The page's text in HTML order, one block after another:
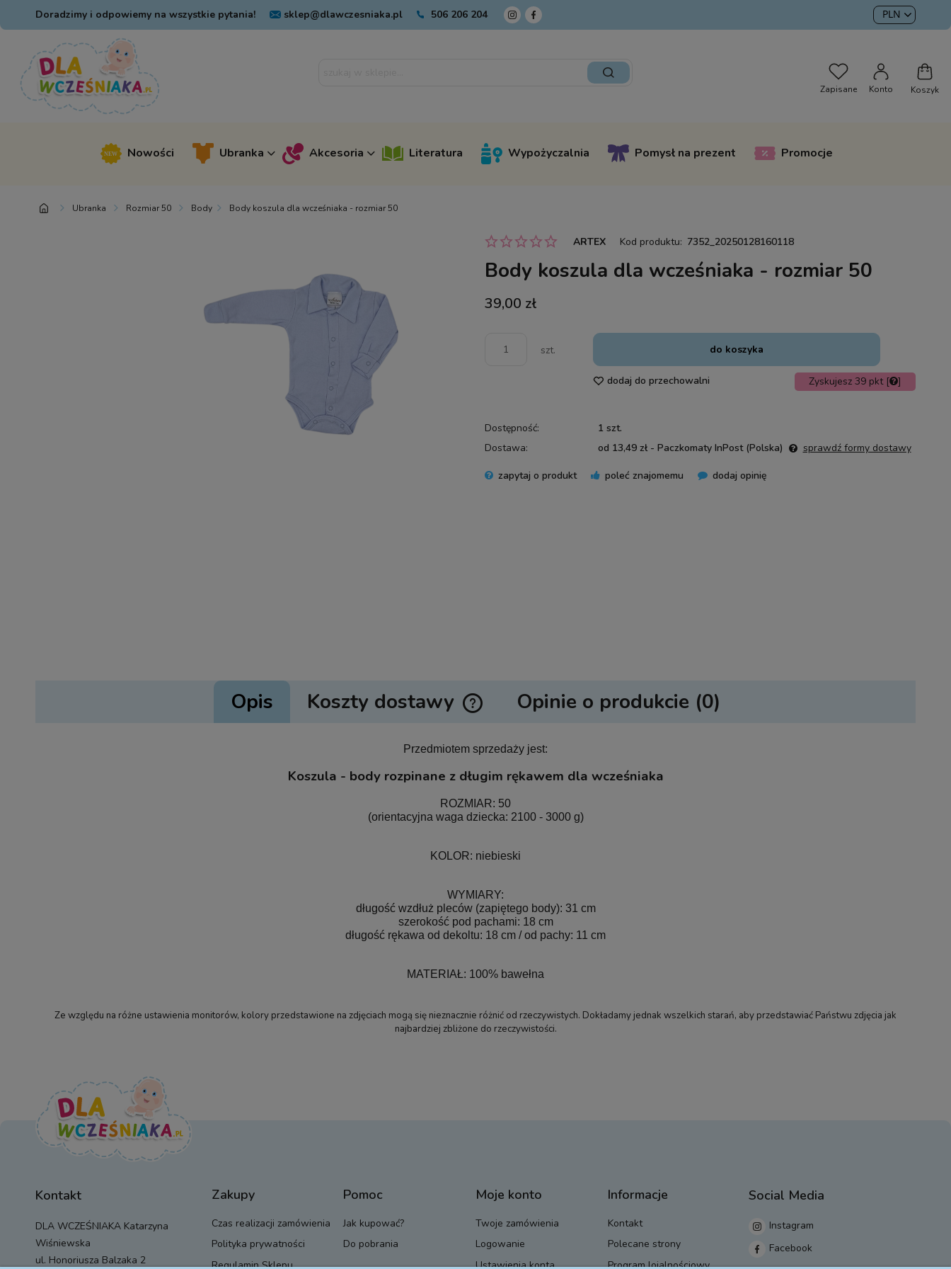
Doradzimy i odpowiemy na wszystkie pytania! sklep@dlawczesniaka.pl 506 206 204
Nowości Ubranka Akcesoria Literatura Wypożyczalnia Pomysł na prezent Promocje
Ubranka Rozmiar 50 Body Body koszula dla wcześniaka - rozmiar 50
ARTEX Kod produktu: 7352_20250128160118
Body koszula dla wcześniaka - rozmiar 50
39,00 zł
szt. do koszyka
Zyskujesz39 pkt [ ]
dodaj do przechowalni
Dostępność:
1 szt.
Dostawa:
od 13,49 zł - Paczkomaty InPost (Polska)
Cena nie zawiera ewentualnych kosztów
sprawdź formy dostawy
zapytaj o produkt poleć znajomemu dodaj opinię
Opis Koszty dostawy
płatności
Opinie o produkcie (0)
Przedmiotem sprzedaży jest:
Koszula - body rozpinane z długim rękawem dla wcześniaka
ROZMIAR: 50
(orientacyjna waga dziecka: 2100 - 3000 g)
KOLOR: niebieski
WYMIARY:
długość wzdłuż pleców (zapiętego body): 31 cm
szerokość pod pachami: 18 cm
długość rękawa od dekoltu: 18 cm / od pachy: 11 cm
MATERIAŁ: 100% bawełna
Ze względu na różne ustawienia monitorów, kolory przedstawione na zdjęciach mogą się nieznacznie różnić od rzeczywistych. Dokładamy jednak wszelkich starań, aby przedstawiać Państwu zdjęcia jak
najbardziej zbliżone do rzeczywistości.
Kontakt
DLA WCZEŚNIAKA Katarzyna
Wiśniewska
ul. Honoriusza Balzaka 2
Zakupy
Czas realizacji zamówienia
Polityka prywatności
Regulamin Sklepu
Pomoc
Jak kupować?
Do pobrania
Moje konto
Twoje zamówienia
Logowanie
Ustawienia konta
Informacje
Kontakt
Polecane strony
Program lojalnościowy
Social Media
Instagram
Facebook